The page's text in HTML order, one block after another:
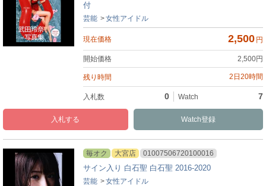
付
Watch
入札
2,500 円
2,500円
0 7
2日20時間
芸能 女性アイドル
毎オク 大宮店 01007506720100016
サイン入り 白石聖 白石聖 2016-2020
芸能 女性アイドル